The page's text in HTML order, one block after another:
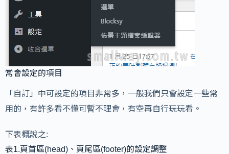
常會設定的項目
「自訂」中可設定的項目非常多，一般我們只會設定一些常
用的，有許多看不懂可暫不理會，有空再自行玩玩看。
下表概說之:
表1.頁首區(head)、頁尾區(footer)的設定調整